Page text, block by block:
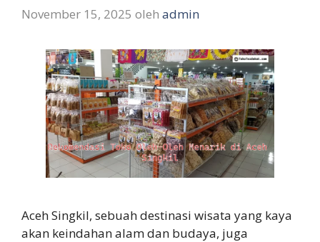
November 15, 2025 oleh admin
Aceh Singkil, sebuah destinasi wisata yang kaya
akan keindahan alam dan budaya, juga